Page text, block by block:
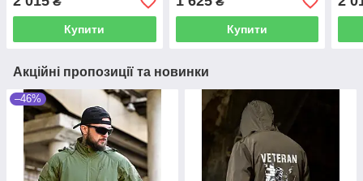
Купити Купити
Акційні пропозиції та новинки
–46%